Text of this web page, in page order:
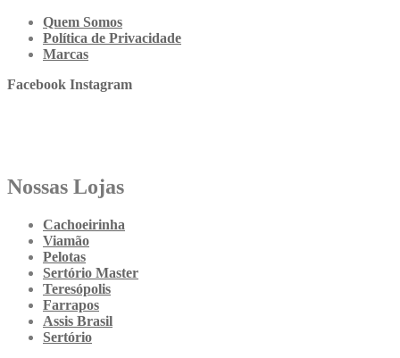
Quem Somos
Política de Privacidade
Marcas
Facebook Instagram
Nossas Lojas
Cachoeirinha
Viamão
Pelotas
Sertório Master
Teresópolis
Farrapos
Assis Brasil
Sertório